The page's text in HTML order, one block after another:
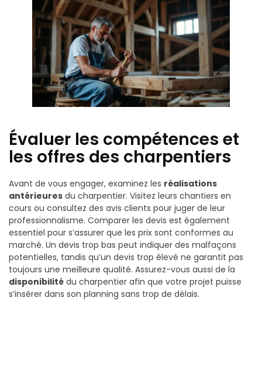
Évaluer les compétences et
les offres des charpentiers
Avant de vous engager, examinez les réalisations
antérieures du charpentier. Visitez leurs chantiers en
cours ou consultez des avis clients pour juger de leur
professionnalisme. Comparer les devis est également
essentiel pour s’assurer que les prix sont conformes au
marché. Un devis trop bas peut indiquer des malfaçons
potentielles, tandis qu’un devis trop élevé ne garantit pas
toujours une meilleure qualité. Assurez-vous aussi de la
disponibilité du charpentier afin que votre projet puisse
s’insérer dans son planning sans trop de délais.